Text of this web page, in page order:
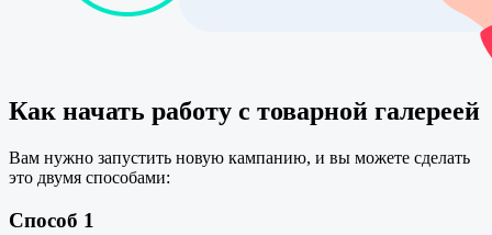
Как начать работу с товарной галереей
Вам нужно запустить новую кампанию, и вы можете сделать
это двумя способами:
Способ 1